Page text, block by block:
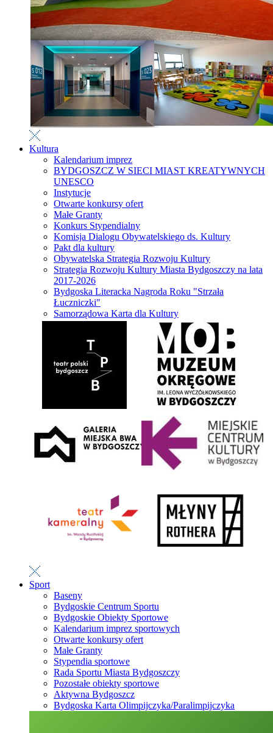
Kultura
Kalendarium imprez
BYDGOSZCZ W SIECI MIAST KREATYWNYCH
UNESCO
Instytucje
Otwarte konkursy ofert
Małe Granty
Konkurs Stypendialny
Komisja Dialogu Obywatelskiego ds. Kultury
Pakt dla kultury
Obywatelska Strategia Rozwoju Kultury
Strategia Rozwoju Kultury Miasta Bydgoszczy na lata
2017-2026
Bydgoska Literacka Nagroda Roku "Strzała
Łuczniczki"
Samorządowa Karta dla Kultury
Sport
Baseny
Bydgoskie Centrum Sportu
Bydgoskie Obiekty Sportowe
Kalendarium imprez sportowych
Otwarte konkursy ofert
Małe Granty
Stypendia sportowe
Rada Sportu Miasta Bydgoszczy
Pozostałe obiekty sportowe
Aktywna Bydgoszcz
Bydgoska Karta Olimpijczyka/Paralimpijczyka